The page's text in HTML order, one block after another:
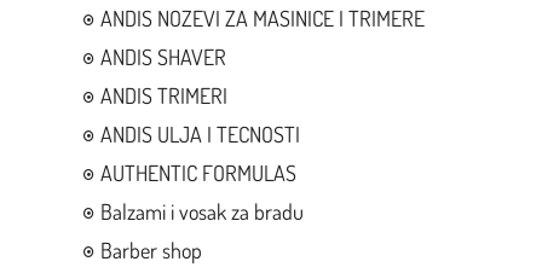
ANDIS NOZEVI ZA MASINICE I TRIMERE
ANDIS SHAVER
ANDIS TRIMERI
ANDIS ULJA I TECNOSTI
AUTHENTIC FORMULAS
Balzami i vosak za bradu
Barber shop